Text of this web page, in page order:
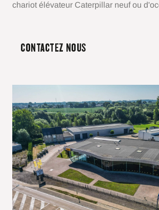
chariot élévateur Caterpillar neuf ou
CONTACTEZ NOUS